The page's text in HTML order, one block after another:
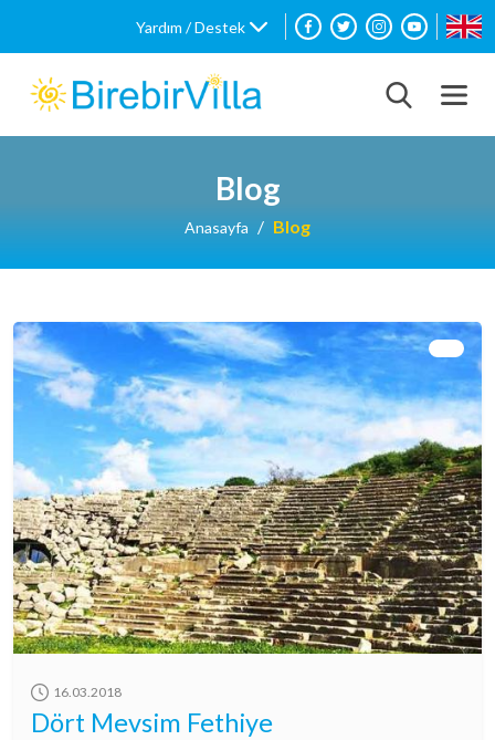
Yardım / Destek
Blog
Anasayfa Blog
16.03.2018
Dört Mevsim Fethiye